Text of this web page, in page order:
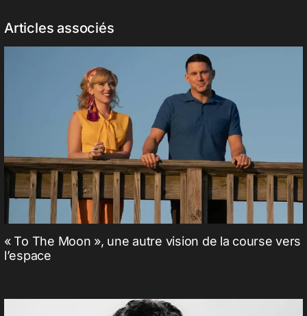
Articles associés
« To The Moon », une autre vision de la course vers
l’espace